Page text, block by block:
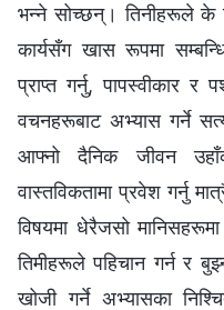
भन्‍ने सोच्छन्। तिनीहरूले के
कार्यसँग खास रूपमा
प्राप्त गर्नु, पापस्वीकार र
वचनहरूबाट अभ्यास गर्ने
आफ्‍नो दैनिक जीवन
वास्तविकतामा प्रवेश गर्नु
विषयमा धेरैजसो
तिमीहरूले पहिचान गर्न र
खोजी गर्ने अभ्यासका